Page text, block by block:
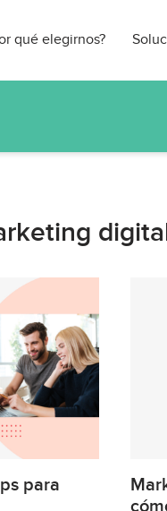
qué elegirnos?
para